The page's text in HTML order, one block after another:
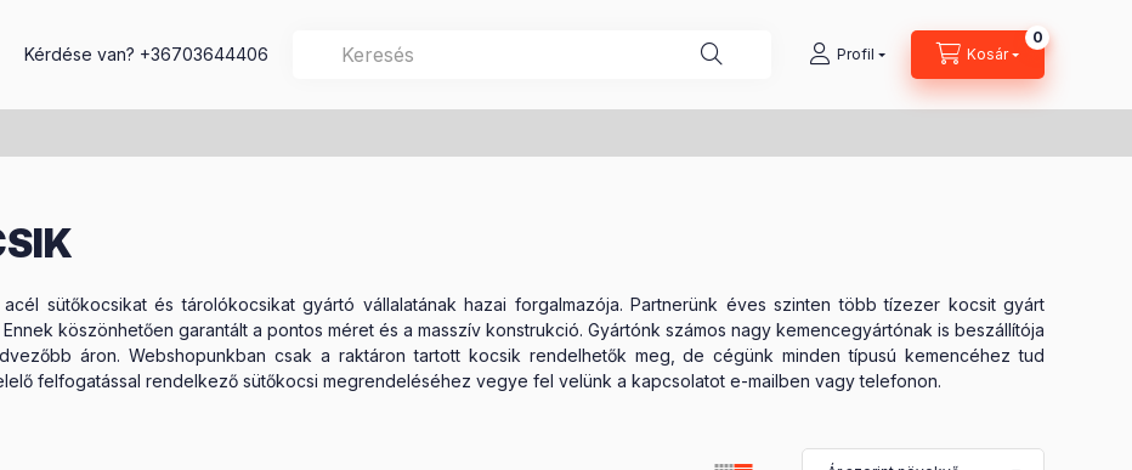
Kérdése van? +36703644406 Profil Kosár
Kosárban
0
sütőkocsikat és tárolókocsikat gyártó vállalatának hazai forgalmazója. Partnerünk éves szinten több tízezer kocsit gyárt
köszönhetően garantált a pontos méret és a masszív konstrukció. Gyártónk számos nagy kemencegyártónak is beszállítója
áron. Webshopunkban csak a raktáron tartott kocsik rendelhetők meg, de cégünk minden típusú kemencéhez tud
felfogatással rendelkező sütőkocsi megrendeléséhez vegye fel velünk a kapcsolatot e-mailben vagy telefonon.